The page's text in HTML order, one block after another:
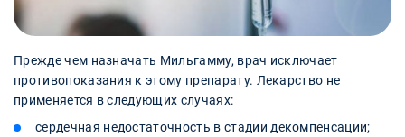
Прежде чем назначать Мильгамму, врач исключает
противопоказания к этому препарату. Лекарство не
применяется в следующих случаях:
сердечная недостаточность в стадии декомпенсации;